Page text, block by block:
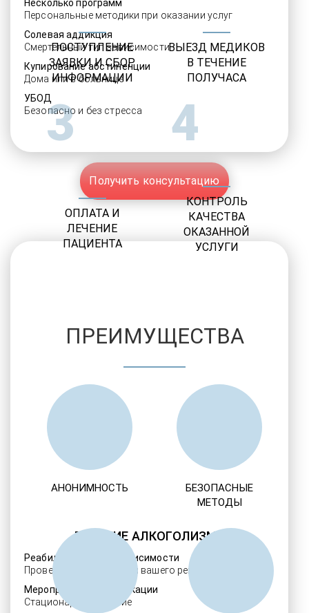
Несколько программ
Персональные методики при оказании услуг
Солевая аддикция
Смертельный тип зависимости
Купирование абстиненции
Дома или в больнице
УБОД
Безопасно и без стресса
Получить консультацию
ЛЕЧЕНИЕ АЛКОГОЛИЗМА
Реабилитация алкозависимости
Проверенные ребцентры вашего региона
Мероприятия детоксикации
Стационарное лечение
ПОСТУПЛЕНИЕ
ЗАЯВКИ И СБОР
ИНФОРМАЦИИ
ВЫЕЗД МЕДИКОВ
В ТЕЧЕНИЕ
ПОЛУЧАСА
3
ОПЛАТА И
ЛЕЧЕНИЕ
ПАЦИЕНТА
4
КОНТРОЛЬ
КАЧЕСТВА
ОКАЗАННОЙ
УСЛУГИ
ПРЕИМУЩЕСТВА
АНОНИМНОСТЬ
БЕЗОПАСНЫЕ
МЕТОДЫ